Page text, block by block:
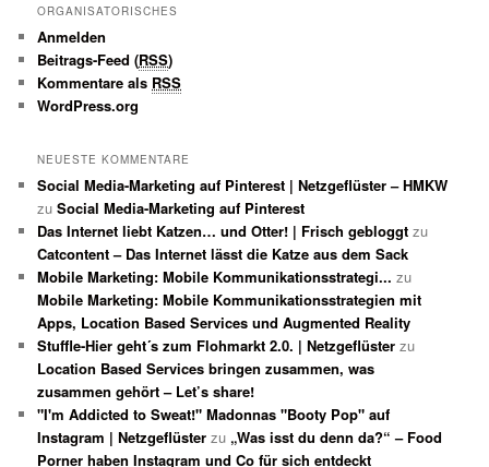
ORGANISATORISCHES
Anmelden
Beitrags-Feed (RSS)
Kommentare als RSS
WordPress.org
NEUESTE KOMMENTARE
Social Media-Marketing auf Pinterest | Netzgeflüster – HMKW
zuSocial Media-Marketing auf Pinterest
Das Internet liebt Katzen… und Otter! | Frisch gebloggt zu
Catcontent – Das Internet lässt die Katze aus dem Sack
Mobile Marketing: Mobile Kommunikationsstrategi... zu
Mobile Marketing: Mobile Kommunikationsstrategien mit
Apps, Location Based Services und Augmented Reality
Stuffle-Hier geht´s zum Flohmarkt 2.0. | Netzgeflüster zu
Location Based Services bringen zusammen, was
zusammen gehört – Let’s share!
"I'm Addicted to Sweat!" Madonnas "Booty Pop" auf
Instagram | Netzgeflüster zu „Was isst du denn da?“ – Food
Porner haben Instagram und Co für sich entdeckt